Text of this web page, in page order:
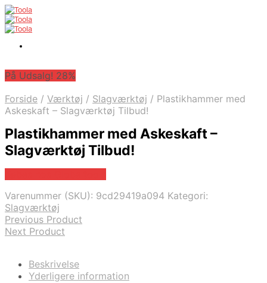
På Udsalg! 28%
Forside / Værktøj / Slagværktøj / Plastikhammer med
Askeskaft – Slagværktøj Tilbud!
Plastikhammer med Askeskaft –
Slagværktøj Tilbud!
Varenummer (SKU): 9cd29419a094 Kategori:
Slagværktøj
Previous Product
Next Product
Beskrivelse
Yderligere information